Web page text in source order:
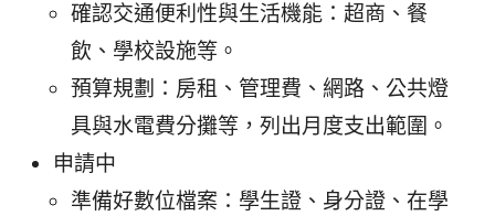
確認交通便利性與生活機能：超商、餐
飲、學校設施等。
預算規劃：房租、管理費、網路、公共燈
具與水電費分攤等，列出月度支出範圍。
申請中
準備好數位檔案：學生證、身分證、在學